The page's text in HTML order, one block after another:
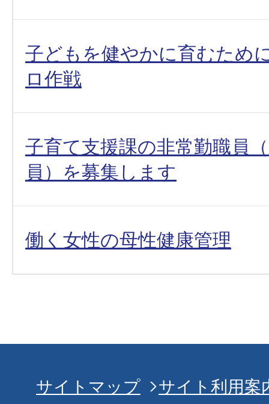
子どもを健やかに育むため
ロ作戦
子育て支援課の非常勤職員
員）を募集します
働く女性の母性健康管理
サイトマップ
サイト利用案